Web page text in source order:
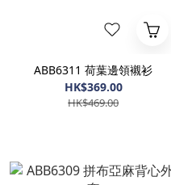
ABB6311 荷葉邊領襯衫
HK$369.00
HK$469.00